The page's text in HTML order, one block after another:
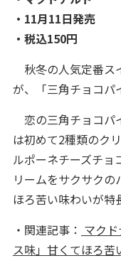
・11月11日発売
・税込150円
秋冬の人気定番ス
が、「三角チョコパ
恋の三角チョコパ
は初めて2種類のク
ルポーネチーズチョ
リームをサクサク
ほろ苦い味わいが特
・関連記事： マク
ス味」甘くてほろ苦